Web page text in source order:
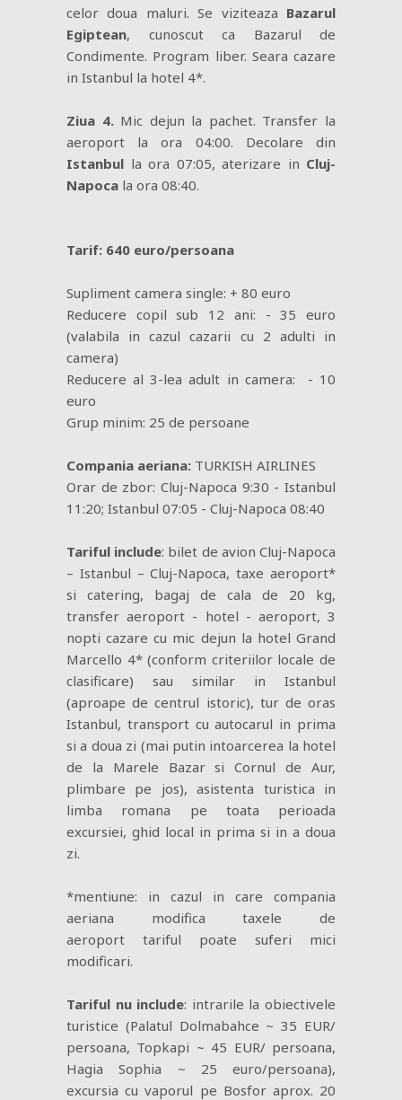
celor doua maluri. Se viziteaza Bazarul
Egiptean, cunoscut ca Bazarul de
Condimente. Program liber. Seara cazare
in Istanbul la hotel 4*.
Ziua 4.Mic dejun la pachet. Transfer la
aeroport la ora 04:00. Decolare din
Istanbul la ora 07:05, aterizare in Cluj-
Napoca la ora 08:40.
Tarif: 640 euro/persoana
Supliment camera single: + 80 euro
Reducere copil sub 12 ani: - 35 euro
(valabila in cazul cazarii cu 2 adulti in
camera)
Reducere al 3-lea adult in camera: - 10
euro
Grup minim: 25 de persoane
Compania aeriana: TURKISH AIRLINES
Orar de zbor: Cluj-Napoca 9:30 - Istanbul
11:20; Istanbul 07:05 - Cluj-Napoca 08:40
Tariful include: bilet de avion Cluj-Napoca
– Istanbul – Cluj-Napoca, taxe aeroport*
si catering, bagaj de cala de 20 kg,
transfer aeroport - hotel - aeroport, 3
nopti cazare cu mic dejun la hotel Grand
Marcello 4* (conform criteriilor locale de
clasificare) sau similar in Istanbul
(aproape de centrul istoric), tur de oras
Istanbul, transport cu autocarul in prima
si a doua zi (mai putin intoarcerea la hotel
de la Marele Bazar si Cornul de Aur,
plimbare pe jos), asistenta turistica in
limba romana pe toata perioada
excursiei, ghid local in prima si in a doua
zi.
*mentiune: in cazul in care compania
aeriana modifica taxele de
aeroport tariful poate suferi mici
modificari.
Tariful nu include: intrarile la obiectivele
turistice (Palatul Dolmabahce ~ 35 EUR/
persoana, Topkapi ~ 45 EUR/ persoana,
Hagia Sophia ~ 25 euro/persoana),
excursia cu vaporul pe Bosfor aprox. 20